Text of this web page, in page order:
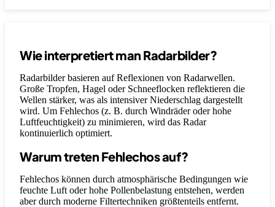
Wie interpretiert man Radarbilder?
Radarbilder basieren auf Reflexionen von Radarwellen.
Große Tropfen, Hagel oder Schneeflocken reflektieren die
Wellen stärker, was als intensiver Niederschlag dargestellt
wird. Um Fehlechos (z. B. durch Windräder oder hohe
Luftfeuchtigkeit) zu minimieren, wird das Radar
kontinuierlich optimiert.
Warum treten Fehlechos auf?
Fehlechos können durch atmosphärische Bedingungen wie
feuchte Luft oder hohe Pollenbelastung entstehen, werden
aber durch moderne Filtertechniken größtenteils entfernt.